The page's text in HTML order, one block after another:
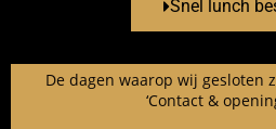
Snel lunch
De dagen waarop wij gesloten
‘Contact &